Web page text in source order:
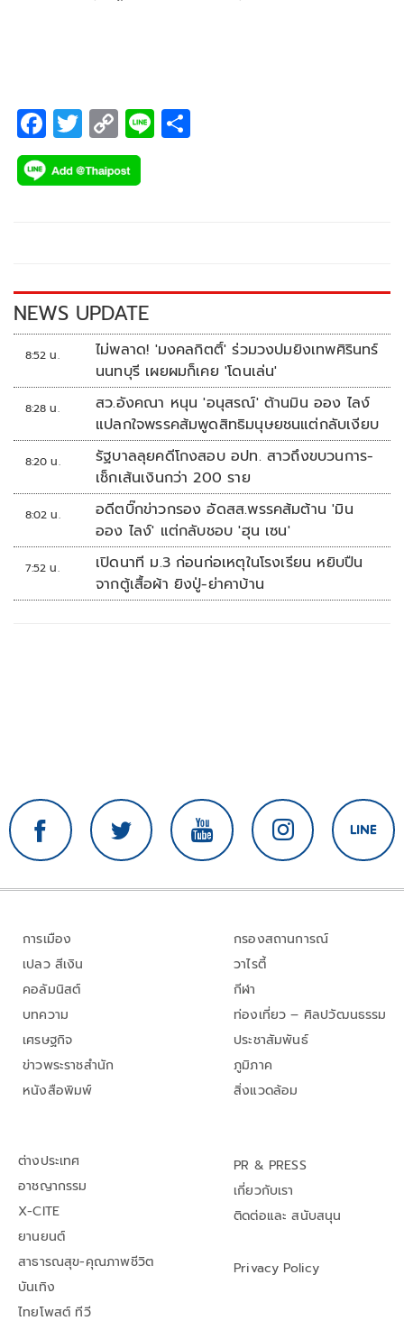
F
ac
e
k
T
wi
tt
C
o
p
k
Li
NEWS UPDATE
8:52 น.
ไม่พลาด! 'มงคลกิตติ์' ร่วมวงปมยิงเทพศิรินทร์
นนทบุรี เผยผมก็เคย 'โดนเล่น'
8:28 น.
สว.อังคณา หนุน 'อนุสรณ์' ต้านมิน ออง ไลง์
แปลกใจพรรคส้มพูดสิทธิมนุษยชนแต่กลับเงียบ
8:20 น.
รัฐบาลลุยคดีโกงสอบ อปท. สาวถึงขบวนการ-
เช็กเส้นเงินกว่า 200 ราย
8:02 น.
อดีตบิ๊กข่าวกรอง อัดสส.พรรคส้มต้าน 'มิน
ออง ไลง์' แต่กลับชอบ 'ฮุน เซน'
7:52 น.
เปิดนาที ม.3 ก่อนก่อเหตุในโรงเรียน หยิบปืน
จากตู้เสื้อผ้า ยิงปู่-ย่าคาบ้าน
การเมือง
เปลว สีเงิน
คอลัมนิสต์
บทความ
เศรษฐกิจ
ข่าวพระราชสำนัก
หนังสือพิมพ์
กรองสถานการณ์
วาไรตี้
กีฬา
ท่องเที่ยว – ศิลปวัฒนธรรม
ประชาสัมพันธ์
ภูมิภาค
สิ่งแวดล้อม
ต่างประเทศ
อาชญากรรม
X-CITE
ยานยนต์
สาธารณสุข-คุณภาพชีวิต
บันเทิง
ไทยโพสต์ ทีวี
PR & PRESS
เกี่ยวกับเรา
ติดต่อและ สนับสนุน
Privacy Policy